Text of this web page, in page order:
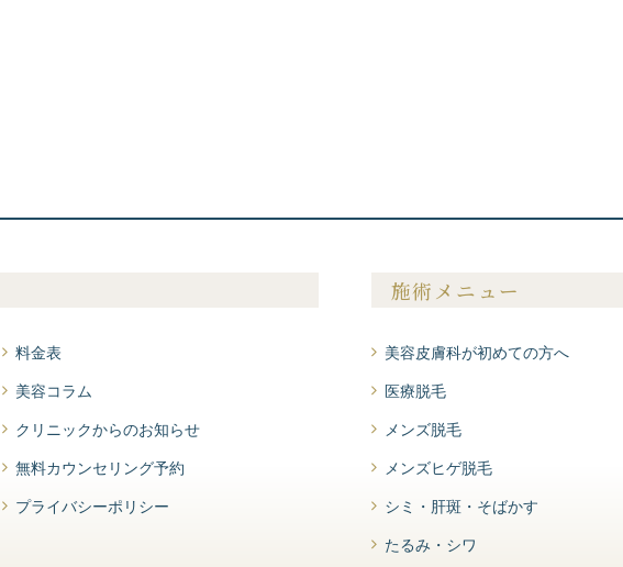
料金表
美容コラム
クリニックからのお知らせ
無料カウンセリング予約
プライバシーポリシー
施術メニュー
美容皮膚科が初めての方へ
医療脱毛
メンズ脱毛
メンズヒゲ脱毛
シミ・肝斑・そばかす
たるみ・シワ